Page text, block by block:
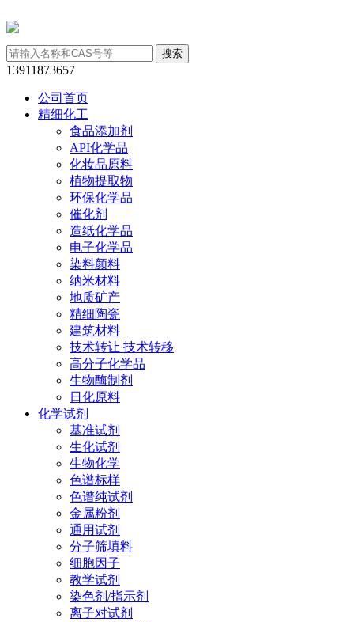
13911873657
公司首页
精细化工
食品添加剂
API化学品
化妆品原料
植物提取物
环保化学品
催化剂
造纸化学品
电子化学品
染料颜料
纳米材料
地质矿产
精细陶瓷
建筑材料
技术转让 技术转移
高分子化学品
生物酶制剂
日化原料
化学试剂
基准试剂
生化试剂
生物化学
色谱标样
色谱纯试剂
金属粉剂
通用试剂
分子筛填料
细胞因子
教学试剂
染色剂/指示剂
离子对试剂